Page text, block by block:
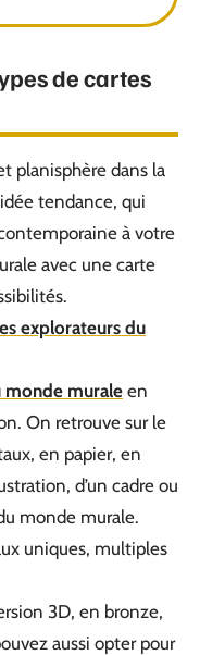
de cartes
planisphère dans la
tendance, qui
à votre
avec une carte
explorateurs du
monde muraleen
On retrouve sur le
en papier, en
d’un cadre ou
monde murale.
uniques, multiples
3D, en bronze,
aussi opter pour